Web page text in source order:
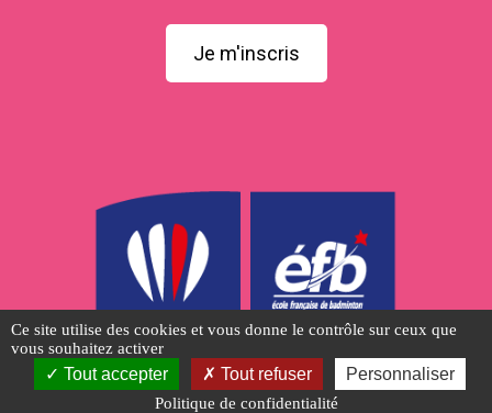
Je m'inscris
Ce site utilise des cookies et vous donne le contrôle sur ceux que
vous souhaitez activer
Tout accepter Tout refuser Personnaliser
Politique de confidentialité